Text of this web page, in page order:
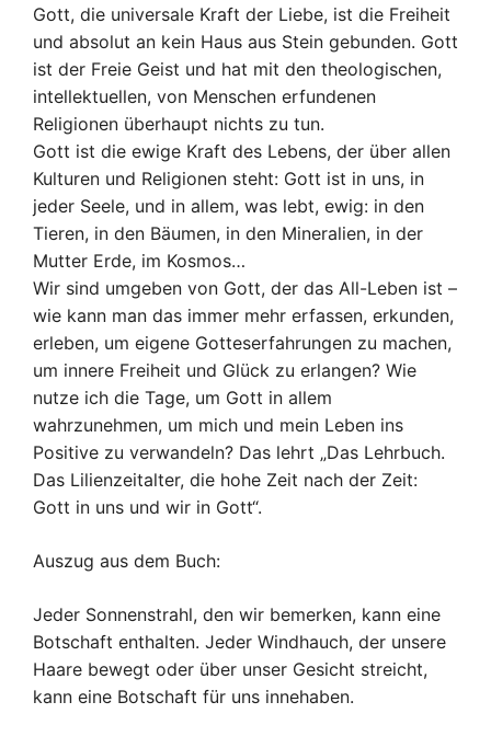
Gott, die universale Kraft der Liebe, ist die Freiheit
und absolut an kein Haus aus Stein gebunden. Gott
ist der Freie Geist und hat mit den theologischen,
intellektuellen, von Menschen erfundenen
Religionen überhaupt nichts zu tun.
Gott ist die ewige Kraft des Lebens, der über allen
Kulturen und Religionen steht: Gott ist in uns, in
jeder Seele, und in allem, was lebt, ewig: in den
Tieren, in den Bäumen, in den Mineralien, in der
Mutter Erde, im Kosmos…
Wir sind umgeben von Gott, der das All-Leben ist –
wie kann man das immer mehr erfassen, erkunden,
erleben, um eigene Gotteserfahrungen zu machen,
um innere Freiheit und Glück zu erlangen? Wie
nutze ich die Tage, um Gott in allem
wahrzunehmen, um mich und mein Leben ins
Positive zu verwandeln? Das lehrt „Das Lehrbuch.
Das Lilienzeitalter, die hohe Zeit nach der Zeit:
Gott in uns und wir in Gott“.
Auszug aus dem Buch:
Jeder Sonnenstrahl, den wir bemerken, kann eine
Botschaft enthalten. Jeder Windhauch, der unsere
Haare bewegt oder über unser Gesicht streicht,
kann eine Botschaft für uns innehaben.